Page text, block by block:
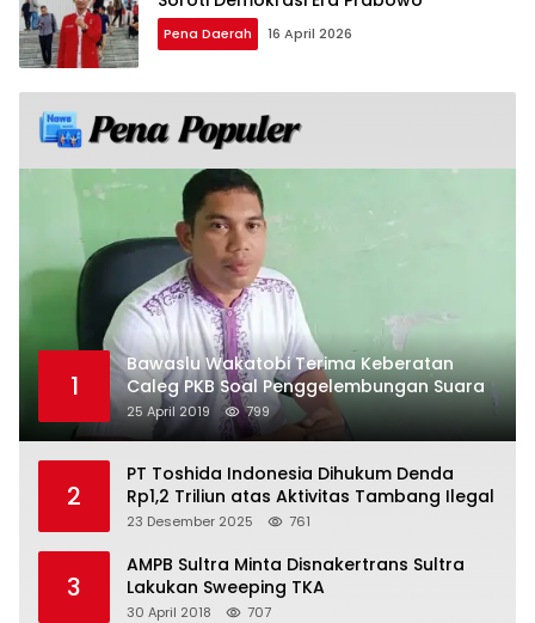
Pena Daerah 16 April 2026
1
Bawaslu Wakatobi Terima Keberatan
Caleg PKB Soal Penggelembungan Suara
25 April 2019 799
2
PT Toshida Indonesia Dihukum Denda
Rp1,2 Triliun atas Aktivitas Tambang Ilegal
23 Desember 2025 761
3
AMPB Sultra Minta Disnakertrans Sultra
Lakukan Sweeping TKA
30 April 2018 707